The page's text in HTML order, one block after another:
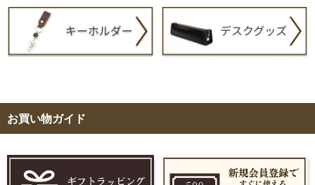
お買い物ガイド